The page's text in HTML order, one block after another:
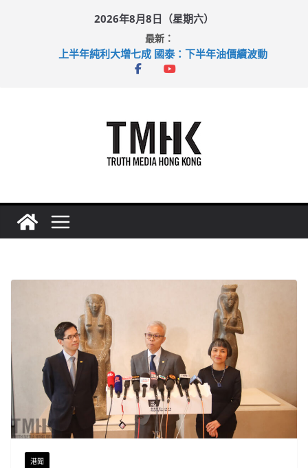
2026年8月8日（星期六）
最新：
上半年純利大增七成 國泰：下半年油價續波動
拜仁熱身賽挫維拉 啟德主場館奪錦標
港聞